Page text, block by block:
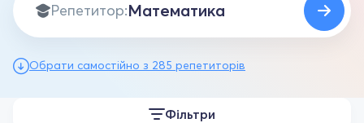
Репетитор:
Обрати самостійно з 285 репетиторів
Фільтри